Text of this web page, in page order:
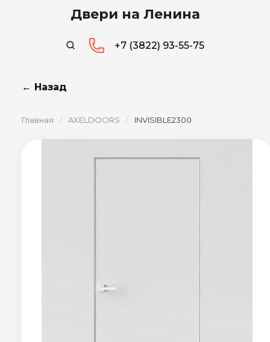
Двери на Ленина
+7 (3822) 93-55-75
← Назад
Главная / AXELDOORS / INVISIBLE2300